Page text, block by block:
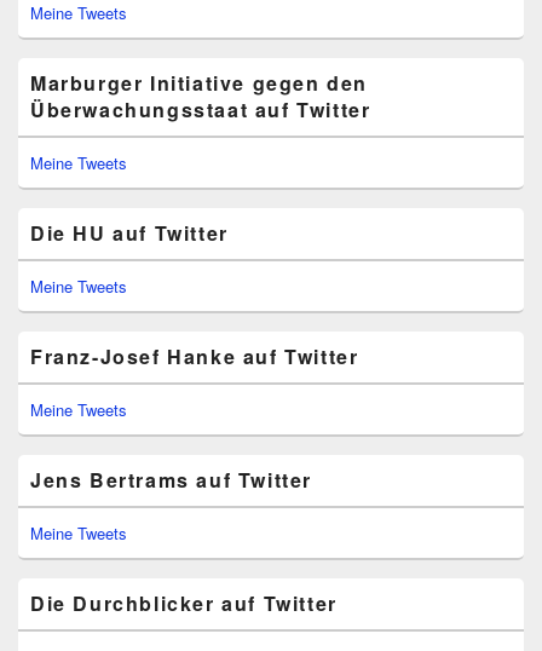
Meine Tweets
Marburger Initiative gegen den
Überwachungsstaat auf Twitter
Meine Tweets
Die HU auf Twitter
Meine Tweets
Franz-Josef Hanke auf Twitter
Meine Tweets
Jens Bertrams auf Twitter
Meine Tweets
Die Durchblicker auf Twitter